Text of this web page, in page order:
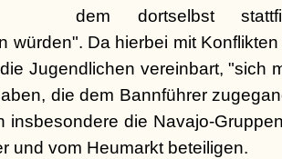
dem dortselbst
würden". Da hierbei mit
Jugendlichen vereinbart, "sich
die dem Bannführer
insbesondere die Navajo-
und vom Heumarkt beteiligen.